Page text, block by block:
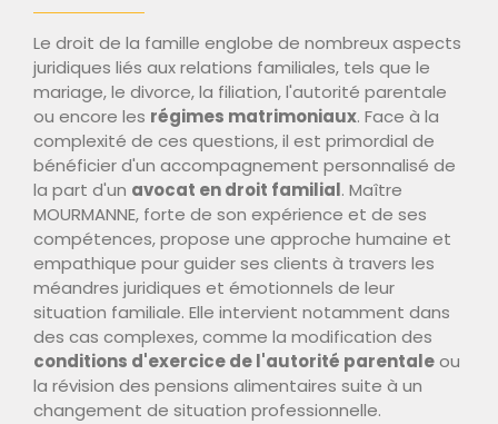
Le droit de la famille englobe de nombreux aspects
juridiques liés aux relations familiales, tels que le
mariage, le divorce, la filiation, l'autorité parentale
ou encore les régimes matrimoniaux. Face à la
complexité de ces questions, il est primordial de
bénéficier d'un accompagnement personnalisé de
la part d'un avocat en droit familial. Maître
MOURMANNE, forte de son expérience et de ses
compétences, propose une approche humaine et
empathique pour guider ses clients à travers les
méandres juridiques et émotionnels de leur
situation familiale. Elle intervient notamment dans
des cas complexes, comme la modification des
conditions d'exercice de l'autorité parentaleou
la révision des pensions alimentaires suite à un
changement de situation professionnelle.